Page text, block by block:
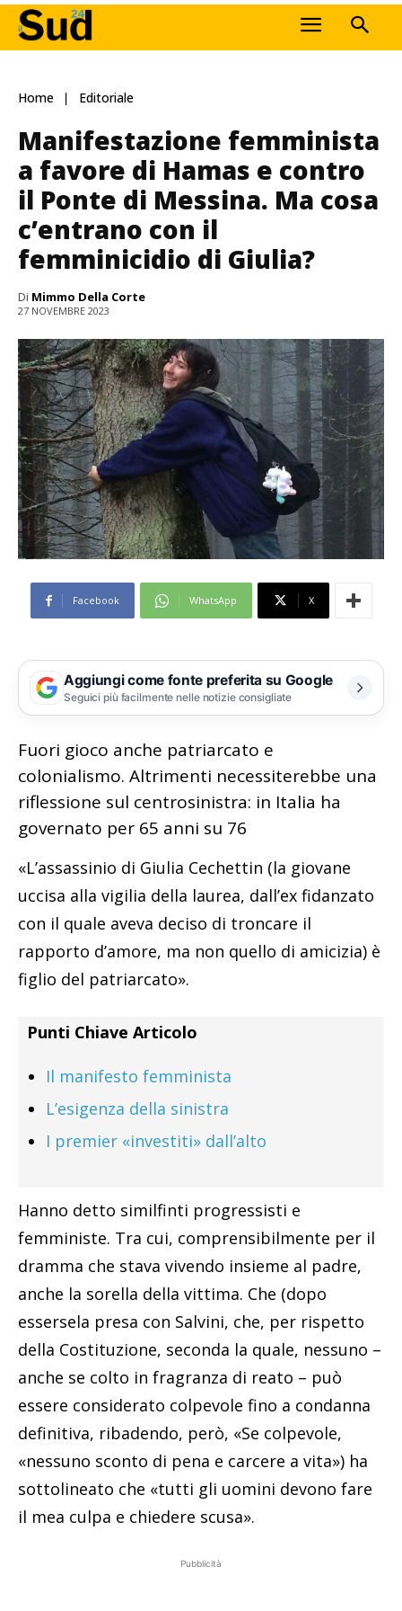
Home Editoriale
Manifestazione femminista
a favore di Hamas e contro
il Ponte di Messina. Ma cosa
c’entrano con il
femminicidio di Giulia?
Di Mimmo Della Corte
27 NOVEMBRE 2023
Facebook WhatsApp X
Aggiungi come fonte preferita su Google
Seguici più facilmente nelle notizie consigliate
Fuori gioco anche patriarcato e
colonialismo. Altrimenti necessiterebbe una
riflessione sul centrosinistra: in Italia ha
governato per 65 anni su 76
«L’assassinio di Giulia Cechettin (la giovane
uccisa alla vigilia della laurea, dall’ex fidanzato
con il quale aveva deciso di troncare il
rapporto d’amore, ma non quello di amicizia) è
figlio del patriarcato».
Punti Chiave Articolo
Il manifesto femminista
L’esigenza della sinistra
I premier «investiti» dall’alto
Hanno detto similfinti progressisti e
femministe. Tra cui, comprensibilmente per il
dramma che stava vivendo insieme al padre,
anche la sorella della vittima. Che (dopo
essersela presa con Salvini, che, per rispetto
della Costituzione, seconda la quale, nessuno –
anche se colto in fragranza di reato – può
essere considerato colpevole fino a condanna
definitiva, ribadendo, però, «Se colpevole,
«nessuno sconto di pena e carcere a vita») ha
sottolineato che «tutti gli uomini devono fare
il mea culpa e chiedere scusa».
Pubblicità